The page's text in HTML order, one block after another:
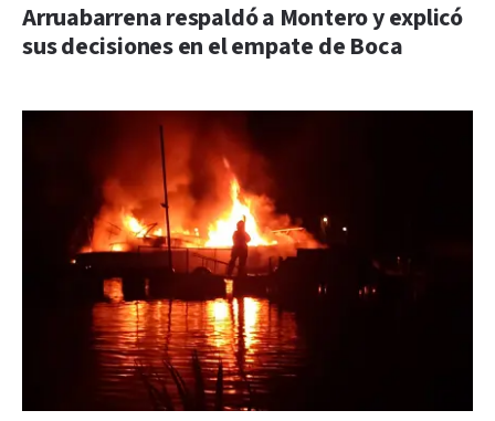
Arruabarrena respaldó a Montero y explicó
sus decisiones en el empate de Boca